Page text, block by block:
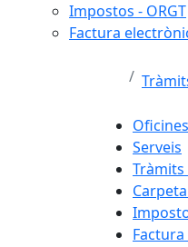
Impostos - ORGT
Factura
Serveis